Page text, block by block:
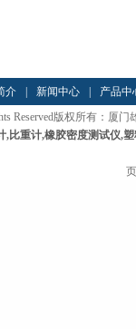
介 新闻中心
产品中
Reserved版权所有：厦
,比重计,橡胶密度测试仪,塑